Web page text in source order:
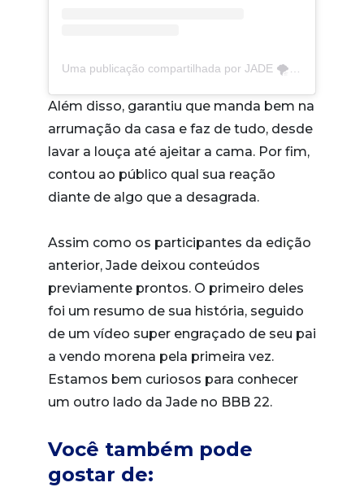
Além disso, garantiu que manda bem na
arrumação da casa e faz de tudo, desde
lavar a louça até ajeitar a cama. Por fim,
contou ao público qual sua reação
diante de algo que a desagrada.
Assim como os participantes da edição
anterior, Jade deixou conteúdos
previamente prontos. O primeiro deles
foi um resumo de sua história, seguido
de um vídeo super engraçado de seu pai
a vendo morena pela primeira vez.
Estamos bem curiosos para conhecer
um outro lado da Jade no BBB 22.
Você também pode
gostar de: